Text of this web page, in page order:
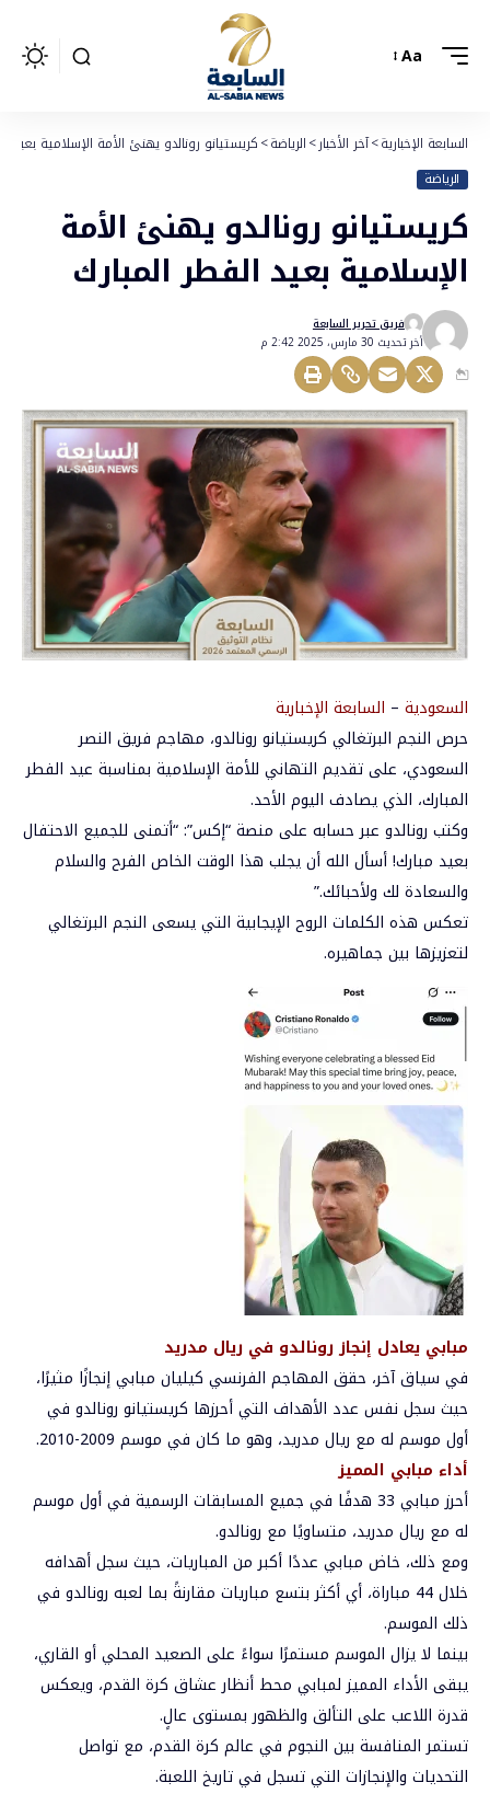
Aa
السابعة الإخبارية>آخر الأخبار>الرياضة>كريستيانو رونالدو يهنئ الأمة الإسلامية بعيد
الرياضة
كريستيانو رونالدو يهنئ الأمة
الإسلامية بعيد الفطر المبارك
أخر تحديث 30 مارس، 2025 2:42 م
فريق تحرير السابعة
السعودية – السابعة الإخبارية
حرص النجم البرتغالي كريستيانو رونالدو، مهاجم فريق النصر
السعودي، على تقديم التهاني للأمة الإسلامية بمناسبة عيد الفطر
المبارك، الذي يصادف اليوم الأحد.
وكتب رونالدو عبر حسابه على منصة “إكس”: “أتمنى للجميع الاحتفال
بعيد مبارك! أسأل الله أن يجلب هذا الوقت الخاص الفرح والسلام
والسعادة لك ولأحبائك.”
تعكس هذه الكلمات الروح الإيجابية التي يسعى النجم البرتغالي
لتعزيزها بين جماهيره.
مبابي يعادل إنجاز رونالدو في ريال مدريد
في سياق آخر، حقق المهاجم الفرنسي كيليان مبابي إنجازًا مثيرًا،
حيث سجل نفس عدد الأهداف التي أحرزها كريستيانو رونالدو في
أول موسم له مع ريال مدريد، وهو ما كان في موسم 2009-2010.
أداء مبابي المميز
أحرز مبابي 33 هدفًا في جميع المسابقات الرسمية في أول موسم
له مع ريال مدريد، متساويًا مع رونالدو.
ومع ذلك، خاض مبابي عددًا أكبر من المباريات، حيث سجل أهدافه
خلال 44 مباراة، أي أكثر بتسع مباريات مقارنةً بما لعبه رونالدو في
ذلك الموسم.
بينما لا يزال الموسم مستمرًا سواءً على الصعيد المحلي أو القاري،
يبقى الأداء المميز لمبابي محط أنظار عشاق كرة القدم، ويعكس
قدرة اللاعب على التألق والظهور بمستوى عالٍ.
تستمر المنافسة بين النجوم في عالم كرة القدم، مع تواصل
التحديات والإنجازات التي تسجل في تاريخ اللعبة.